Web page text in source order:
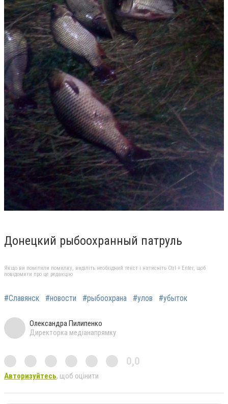
Донецкий рыбоохранный патруль
Якщо ви помітили помилку, виділіть необхідний текст і натисніть Ctrl + Enter, щоб
повідомити про це редакцію
#Славянск #новости #рыбоохрана #улов #убыток
Олександра Пилипенко
Директорка медіанапрямку
0,0
Авторизуйтесь, щоб оцінити